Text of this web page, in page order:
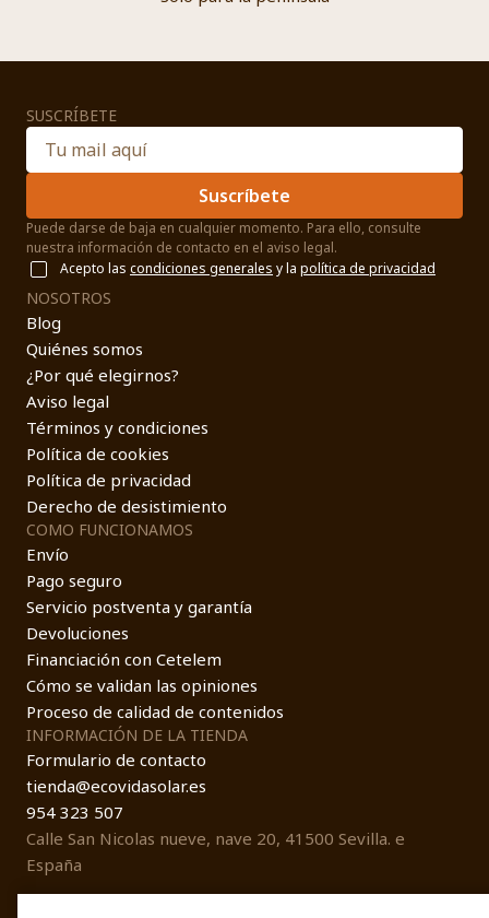
SUSCRÍBETE
Suscríbete
Puede darse de baja en cualquier momento. Para ello, consulte
nuestra información de contacto en el aviso legal.
Acepto las condiciones generales y la política de privacidad
NOSOTROS
Blog
Quiénes somos
¿Por qué elegirnos?
Aviso legal
Términos y condiciones
Política de cookies
Política de privacidad
Derecho de desistimiento
COMO FUNCIONAMOS
Envío
Pago seguro
Servicio postventa y garantía
Devoluciones
Financiación con Cetelem
Cómo se validan las opiniones
Proceso de calidad de contenidos
INFORMACIÓN DE LA TIENDA
Formulario de contacto
tienda@ecovidasolar.es
954 323 507
Calle San Nicolas nueve, nave 20, 41500 Sevilla. e
España